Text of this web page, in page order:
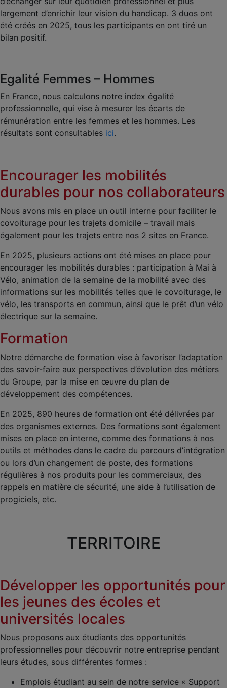
largement d’enrichir leur vision du handicap. 3 duos ont
été créés en 2025, tous les participants en ont tiré un
bilan positif.
Egalité Femmes – Hommes
En France, nous calculons notre index égalité
professionnelle, qui vise à mesurer les écarts de
rémunération entre les femmes et les hommes. Les
résultats sont consultables ici.
Encourager les mobilités
durables pour nos collaborateurs
Nous avons mis en place un outil interne pour faciliter le
covoiturage pour les trajets domicile – travail mais
également pour les trajets entre nos 2 sites en France.
En 2025, plusieurs actions ont été mises en place pour
encourager les mobilités durables : participation à Mai à
Vélo, animation de la semaine de la mobilité avec des
informations sur les mobilités telles que le covoiturage, le
vélo, les transports en commun, ainsi que le prêt d’un vélo
électrique sur la semaine.
Formation
Notre démarche de formation vise à favoriser l’adaptation
des savoir-faire aux perspectives d’évolution des métiers
du Groupe, par la mise en œuvre du plan de
développement des compétences.
En 2025, 890 heures de formation ont été délivrées par
des organismes externes. Des formations sont également
mises en place en interne, comme des formations à nos
outils et méthodes dans le cadre du parcours d’intégration
ou lors d’un changement de poste, des formations
régulières à nos produits pour les commerciaux, des
rappels en matière de sécurité, une aide à l’utilisation de
progiciels, etc.
TERRITOIRE
Développer les opportunités pour
les jeunes des écoles et
universités locales
Nous proposons aux étudiants des opportunités
professionnelles pour découvrir notre entreprise pendant
leurs études, sous différentes formes :
Emplois étudiant au sein de notre service « Support